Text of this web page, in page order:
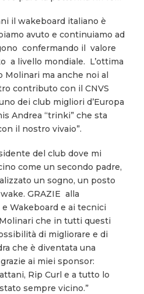
il wakeboard italiano è
avuto e continuiamo ad
confermando il valore
a livello mondiale. L’ottima
Molinari ma anche noi al
contributo con il CNVS
dei club migliori d’Europa
Andrea “trinki” che sta
il nostro vivaio”.
del club dove mi
come un secondo padre,
un sogno, un posto
GRAZIE alla
Wakeboard e ai tecnici
che in tutti questi
di migliorare e di
che è diventata una
ai miei sponsor:
Rip Curl e a tutto lo
sempre vicino.”